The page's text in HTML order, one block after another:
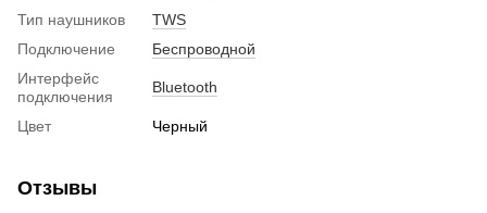
Тип наушников
TWS
Подключение
Беспроводной
Интерфейс
подключения
Bluetooth
Цвет Черный
Отзывы